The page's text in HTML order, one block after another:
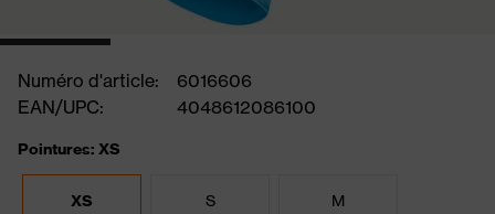
Numéro d'article:
6016606
EAN/UPC:
4048612086100
Pointures: XS
XS S M